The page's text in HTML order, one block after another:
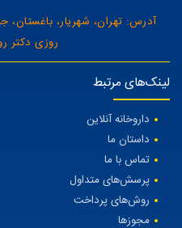
آدرس: تهران، شهریار، باغستان،
روزی دکتر
لینک‌های مرتبط
داروخانه آنلاین
داستان ما
تماس با ما
پرسش‌های متداول
روش‌های پرداخت
مجوزها